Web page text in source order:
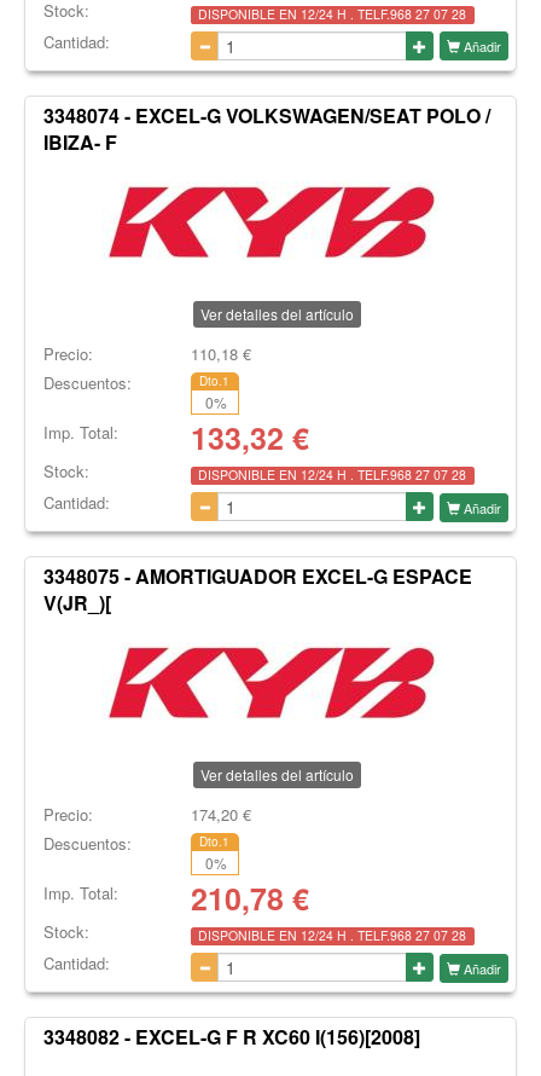
Stock: DISPONIBLE EN 12/24 H . TELF.968 27 07 28
Cantidad: Añadir
3348074 - EXCEL-G VOLKSWAGEN/SEAT POLO /
IBIZA- F
Ver detalles del artículo
Precio: 110,18€
Descuentos:
Dto.1
0%
Imp. Total: 133,32 €
Stock: DISPONIBLE EN 12/24 H . TELF.968 27 07 28
Cantidad: Añadir
3348075 - AMORTIGUADOR EXCEL-G ESPACE
V(JR_)[
Ver detalles del artículo
Precio: 174,20€
Descuentos:
Dto.1
0%
Imp. Total: 210,78 €
Stock: DISPONIBLE EN 12/24 H . TELF.968 27 07 28
Cantidad: Añadir
3348082 - EXCEL-G F R XC60 I(156)[2008]